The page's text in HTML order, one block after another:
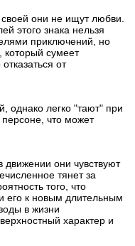
они не ищут любви.
этого знака нельзя
приключений, но
который сумеет
от
однако легко "тают" при
что может
движении они чувствуют
тянет за
того, что
его к новым длительным
в жизни
характер и